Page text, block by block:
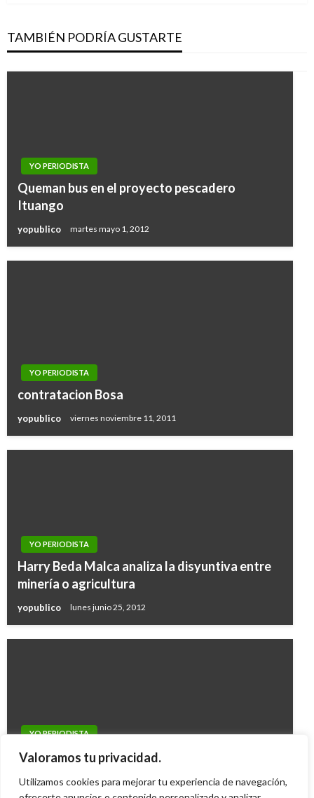
Valoramos tu privacidad.
Utilizamos cookies para mejorar tu experiencia de navegación,
TAMBIÉN PODRÍA GUSTARTE
YO PERIODISTA
Queman bus en el proyecto pescadero
Ituango
yopublico martes mayo 1, 2012
YO PERIODISTA
contratacion Bosa
yopublico viernes noviembre 11, 2011
YO PERIODISTA
Harry Beda Malca analiza la disyuntiva entre
minería o agricultura
yopublico lunes junio 25, 2012
YO PERIODISTA
se busca el semaforo y la cra 69 con cl 25 en